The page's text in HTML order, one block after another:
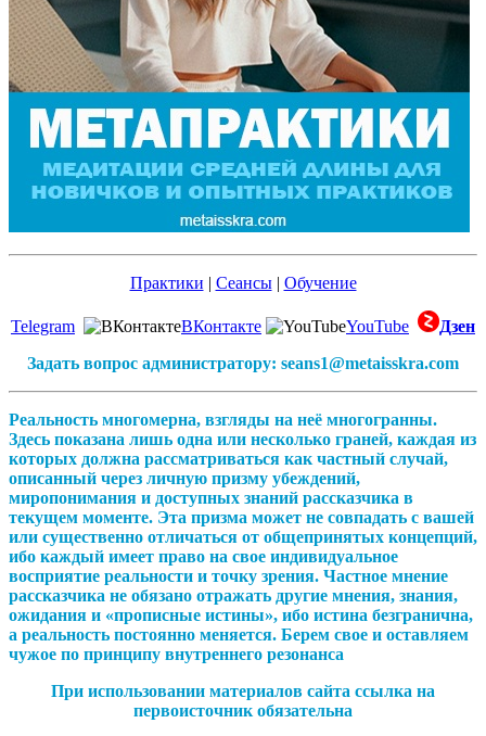
Практики | Сеансы| Обучение
Telegram ВКонтакте YouTube
Дзен
Задать вопрос администратору: seans1@metaisskra.com
Реальность многомерна, взгляды на неё многогранны.
Здесь показана лишь одна или несколько граней, каждая из
которых должна рассматриваться как частный случай,
описанный через личную призму убеждений,
миропонимания и доступных знаний рассказчика в
текущем моменте. Эта призма может не совпадать с вашей
или существенно отличаться от общепринятых концепций,
ибо каждый имеет право на свое индивидуальное
восприятие реальности и точку зрения. Частное мнение
рассказчика не обязано отражать другие мнения, знания,
ожидания и «прописные истины», ибо истина безгранична,
а реальность постоянно меняется. Берем свое и оставляем
чужое по принципу внутреннего резонанса
При использовании материалов сайта ссылка на
первоисточник обязательна